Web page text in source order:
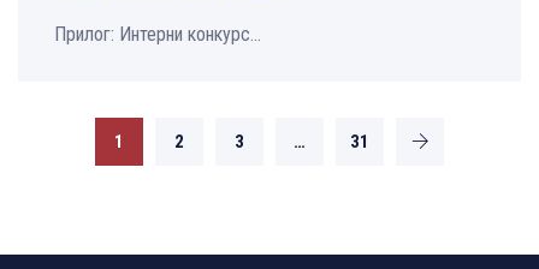
Прилог: Интерни конкурс...
1 2 3 … 31